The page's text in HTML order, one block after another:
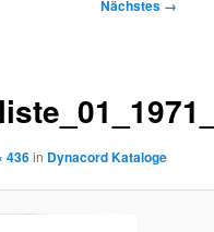
Nächstes →
436in Dynacord Kataloge